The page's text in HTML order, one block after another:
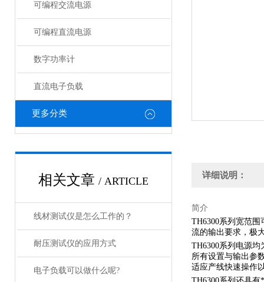
可编程交流电源
可编程直流电源
数字功率计
直流电子负载
更多分类
相关文章 / ARTICLE
线材测试仪是怎么工作的？
耐压测试仪的应用方式
电子负载可以做什么呢?
详细说明：
简介
TH6300系列宽范
流的输出要求，极
TH6300系列电源
所有设置与输出参
适应产线快速操作